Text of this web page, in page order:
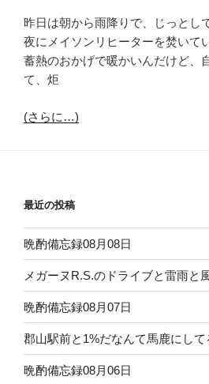
昨日は朝から雨降りで、じっとし
夜にメイソンリヒーターを焚いて
蓄熱のおかげで暖かいんだけど、
て、炬
(さらに…)
最近の投稿
晩酌備忘録08月08日
メガーヌR.S.のドライブと雷雨と
晩酌備忘録08月07日
郡山駅前と1%だなんて馬鹿にして
晩酌備忘録08月06日